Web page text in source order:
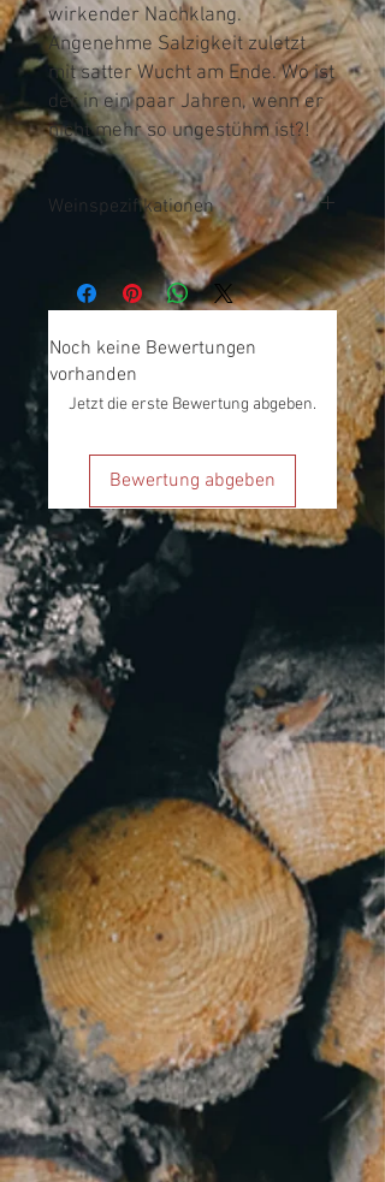
wirkender Nachklang.
Angenehme Salzigkeit zuletzt
mit satter Wucht am Ende. Wo ist
der in ein paar Jahren, wenn er
nicht mehr so ungestühm ist?!
Weinspezifikationen
Noch keine Bewertungen
vorhanden
Jetzt die erste Bewertung abgeben.
Bewertung abgeben